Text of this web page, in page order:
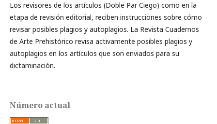
Los revisores de los artículos (Doble Par Ciego) como en la
etapa de revisión editorial, reciben instrucciones sobre cómo
revisar posibles plagios y autoplagios. La Revista Cuadernos
de Arte Prehistórico revisa activamente posibles plagios y
autoplagios en los artículos que son enviados para su
dictaminación.
Número actual